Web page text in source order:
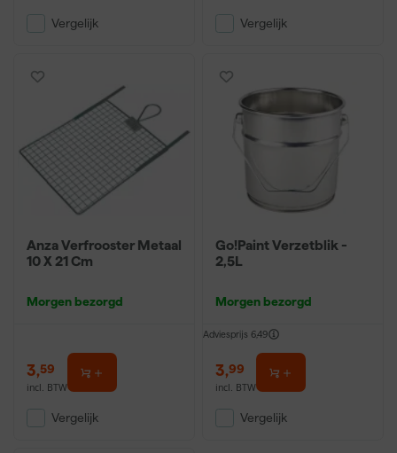
Vergelijk Vergelijk
Anza Verfrooster Metaal
10 X 21 Cm
Morgen bezorgd
3,59
incl. BTW
Vergelijk
Go!Paint Verzetblik -
2,5L
Morgen bezorgd
Adviesprijs 6,49
3,99
incl. BTW
Vergelijk